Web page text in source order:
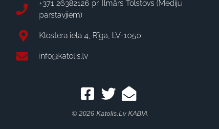
+371 26382126 pr. Ilmārs Tolstovs (Mediju
pārstāvjiem)
Klostera iela 4, Rīga, LV-1050
info@katolis.lv
© 2026 Katolis.lv KABIA